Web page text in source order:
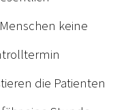
keine
die Patienten